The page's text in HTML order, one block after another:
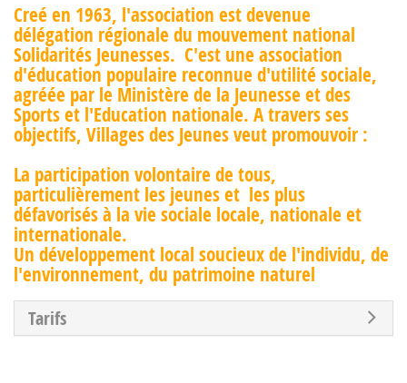
Creé en 1963, l'association est devenue
délégation régionale du mouvement national
Solidarités Jeunesses. C'est une association
d'éducation populaire reconnue d'utilité sociale,
agréée par le Ministère de la Jeunesse et des
Sports et l'Education nationale. A travers ses
objectifs, Villages des Jeunes veut promouvoir :
La participation volontaire de tous,
particulièrement les jeunes et les plus
défavorisés à la vie sociale locale, nationale et
internationale.
Un développement local soucieux de l'individu, de
l'environnement, du patrimoine naturel
Tarifs